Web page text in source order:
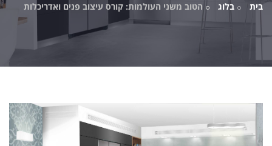
בית בלוג הטוב משני העולמות: קורס עיצוב פנים ואדריכלות